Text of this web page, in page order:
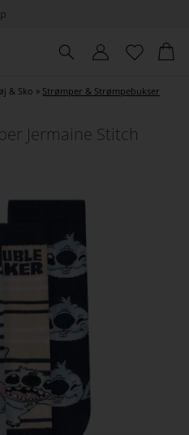
& Sko » Strømper & Strømpebukser
Jermaine Stitch